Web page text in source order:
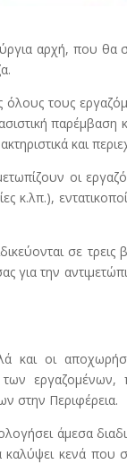
αρχή, που θα
όλους τους
παρέμβαση
και
οι
κ.λπ.),
σε
για την
και οι
των
στην Περιφέρεια.
άμεσα
κενά που